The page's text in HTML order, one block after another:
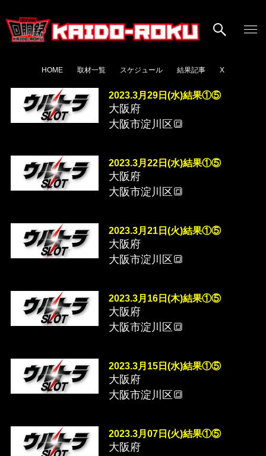
HOME 取材一覧 スケジュール 結果記事 X
2023.3月29日(水)結果①⑤
大阪府
大阪市淀川区🔳
2023.3月22日(水)結果①⑤
大阪府
大阪市淀川区🔳
2023.3月21日(火)結果①⑤
大阪府
大阪市淀川区🔳
2023.3月16日(木)結果①⑤
大阪府
大阪市淀川区🔳
2023.3月15日(水)結果①⑤
大阪府
大阪市淀川区🔳
2023.3月07日(火)結果①⑤
大阪府